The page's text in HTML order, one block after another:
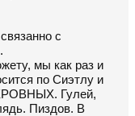
с
мы как раз и
по Сиэтлу и
Гулей,
Пиздов. В